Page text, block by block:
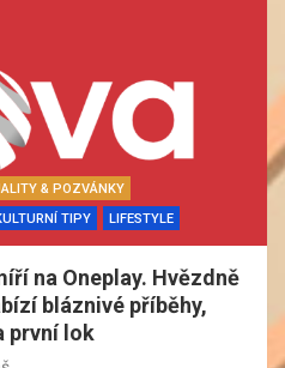
& POZVÁNKY
TIPY LIFESTYLE
na Oneplay. Hvězdně
bláznivé příběhy,
první lok